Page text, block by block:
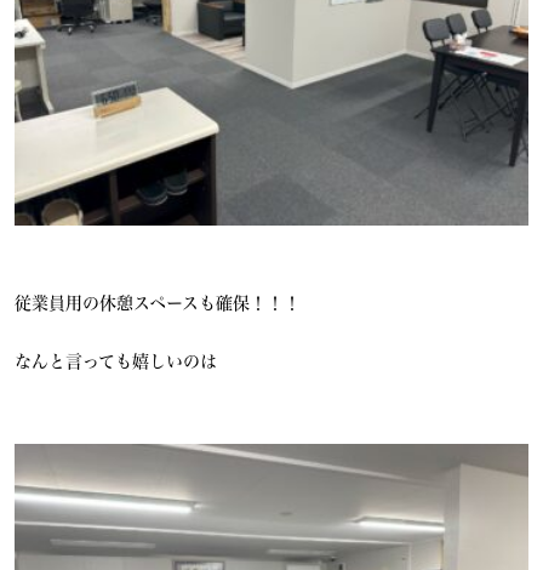
従業員用の休憩スペースも確保！！！
なんと言っても嬉しいのは